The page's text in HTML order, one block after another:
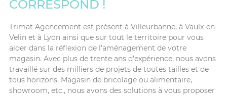
CORRESPOND !
Trimat Agencement est présent à Villeurbanne, à Vaulx-en-
Velin et à Lyon ainsi que sur tout le territoire pour vous
aider dans la réflexion de l’aménagement de votre
magasin. Avec plus de trente ans d’expérience, nous avons
travaillé sur des milliers de projets de toutes tailles et de
tous horizons. Magasin de bricolage ou alimentaire,
showroom, etc., nous avons des solutions à vous proposer